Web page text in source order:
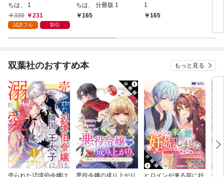
ちは、 1
330
231
試読フル 割引
ちは、 分冊版 1
165
1
165
双葉社のおすすめ本 もっと見る
売られた辺境伯令嬢は 悪役令嬢の成り上がり ヒロインが来る前に妊 か